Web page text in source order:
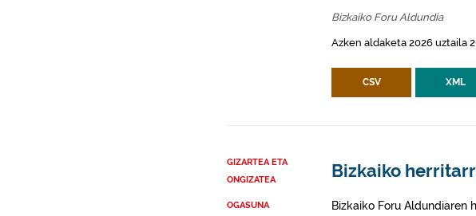
Bizkaiko Foru Aldundia
Azken aldaketa 2026 uztaila
CSV XML
GIZARTEA ETA
ONGIZATEA
OGASUNA
Bizkaiko
Bizkaiko Foru Aldundiaren